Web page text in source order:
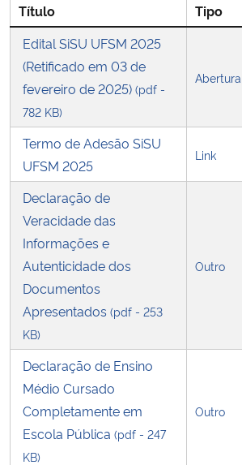
Ministério da Mulher, da Família e dos Direitos
Secretaria-Geral
Secretaria de Governo
Gabinete de Segurança Institucional
Advocacia-Geral da União
Banco Central do Brasil
Título Tipo
Edital SiSU UFSM 2025
(Retificado em 03 de
fevereiro de 2025) (pdf -
782 KB)
Abertura
Termo de Adesão SiSU
UFSM 2025
Link
Declaração de
Veracidade das
Informações e
Autenticidade dos
Documentos
Apresentados (pdf - 253
KB)
Outro
Declaração de Ensino
Médio Cursado
Completamente em
Escola Pública (pdf - 247
KB)
Outro